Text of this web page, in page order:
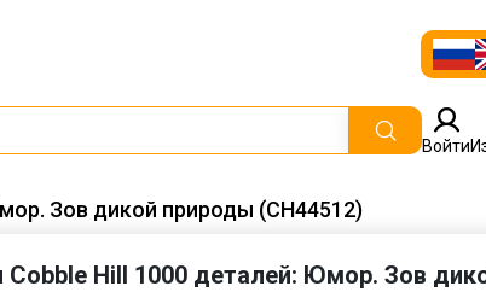
Войти
Зов дикой природы (CH44512)
Cobble Hill 1000 деталей: Юмор. Зов